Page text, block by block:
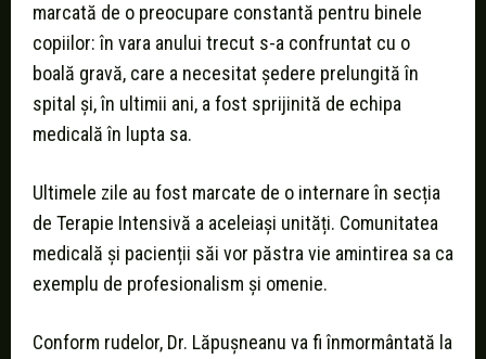
marcată de o preocupare constantă pentru binele
copiilor: în vara anului trecut s-a confruntat cu o
boală gravă, care a necesitat ședere prelungită în
spital și, în ultimii ani, a fost sprijinită de echipa
medicală în lupta sa.
Ultimele zile au fost marcate de o internare în secția
de Terapie Intensivă a aceleiași unități. Comunitatea
medicală și pacienții săi vor păstra vie amintirea sa ca
exemplu de profesionalism și omenie.
Conform rudelor, Dr. Lăpușneanu va fi înmormântată la